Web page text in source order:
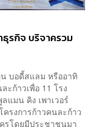
ธุรกิจ บริจาครวม
บอดี้สแลม หรืออาทิ
ะก้าวเพื่อ 11 โรง
แมน คิง เพาเวอร์
รงการก้าวคนละก้าว
รโดยมีประชาชนมา